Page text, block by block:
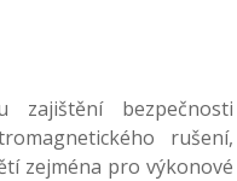
zajištění bezpečnosti
rušení,
zejména pro výkonové